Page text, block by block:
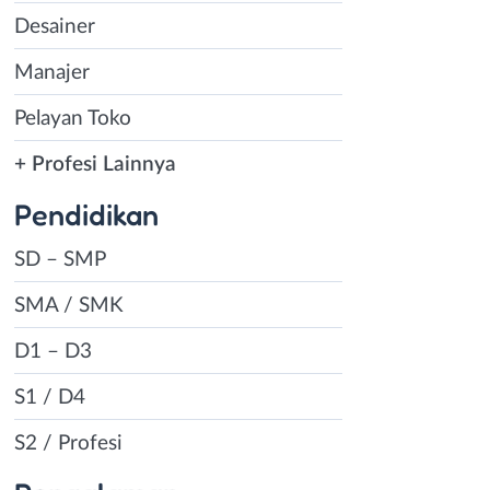
Desainer
Manajer
Pelayan Toko
+ Profesi Lainnya
Pendidikan
SD – SMP
SMA / SMK
D1 – D3
S1 / D4
S2 / Profesi